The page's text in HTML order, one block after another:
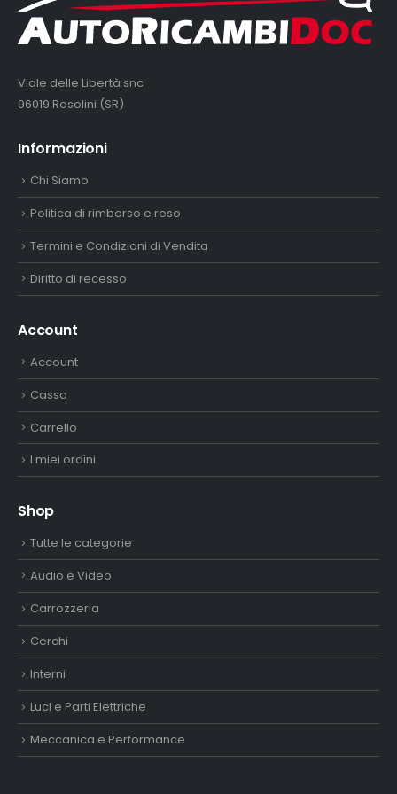
Viale delle Libertà snc
96019 Rosolini (SR)
Informazioni
Chi Siamo
Politica di rimborso e reso
Termini e Condizioni di Vendita
Diritto di recesso
Account
Account
Cassa
Carrello
I miei ordini
Shop
Tutte le categorie
Audio e Video
Carrozzeria
Cerchi
Interni
Luci e Parti Elettriche
Meccanica e Performance